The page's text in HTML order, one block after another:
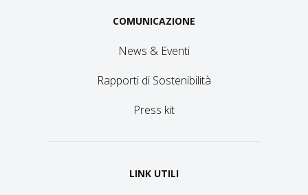
COMUNICAZIONE
News & Eventi
Rapporti di Sostenibilità
Press kit
LINK UTILI